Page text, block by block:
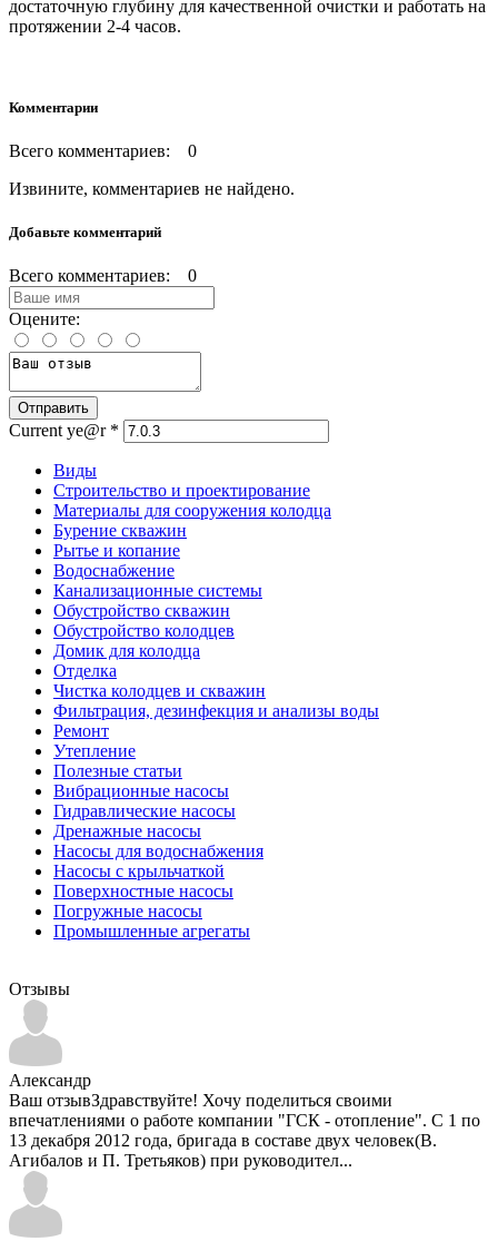
достаточную глубину для качественной очистки и работать на
протяжении 2-4 часов.
Комментарии
Всего комментариев: 0
Извините, комментариев не найдено.
Добавьте комментарий
Всего комментариев: 0
Оцените:
Current ye@r *
Виды
Строительство и проектирование
Материалы для сооружения колодца
Бурение скважин
Рытье и копание
Водоснабжение
Канализационные системы
Обустройство скважин
Обустройство колодцев
Домик для колодца
Отделка
Чистка колодцев и скважин
Фильтрация, дезинфекция и анализы воды
Ремонт
Утепление
Полезные статьи
Вибрационные насосы
Гидравлические насосы
Дренажные насосы
Насосы для водоснабжения
Насосы с крыльчаткой
Поверхностные насосы
Погружные насосы
Промышленные агрегаты
Отзывы
Александр
Ваш отзывЗдравствуйте! Хочу поделиться своими
впечатлениями о работе компании "ГСК - отопление". С 1 по
13 декабря 2012 года, бригада в составе двух человек(В.
Агибалов и П. Третьяков) при руководител...